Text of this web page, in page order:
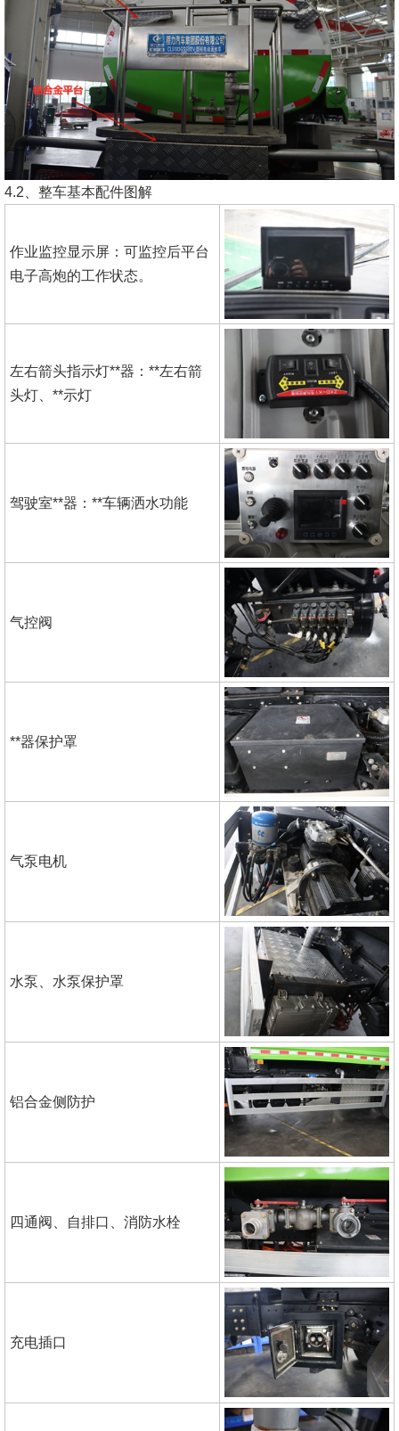
4.2、整车基本配件图解
作业监控显示屏：可监控后平台
电子高炮的工作状态。
左右箭头指示灯**器：**左右箭
头灯、**示灯
驾驶室**器：**车辆洒水功能
气控阀
**器保护罩
气泵电机
水泵、水泵保护罩
铝合金侧防护
四通阀、自排口、消防水栓
充电插口